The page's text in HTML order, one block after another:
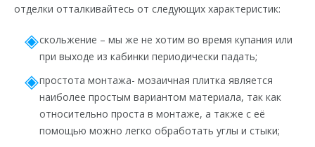
отделки отталкивайтесь от следующих характеристик:
скольжение – мы же не хотим во время купания или
при выходе из кабинки периодически падать;
простота монтажа- мозаичная плитка является
наиболее простым вариантом материала, так как
относительно проста в монтаже, а также с её
помощью можно легко обработать углы и стыки;